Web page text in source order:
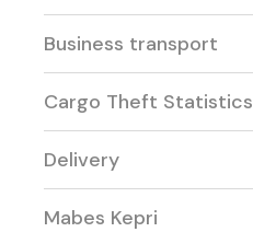
Business transport
Cargo Theft Statistics
Delivery
Mabes Kepri